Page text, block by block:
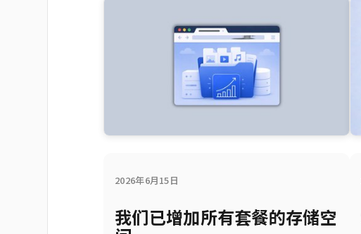
2026年6月15日
我们已增加所有套餐的存储空